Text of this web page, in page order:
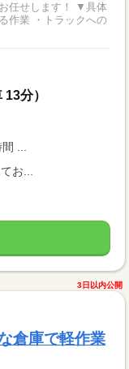
します！ ▼具体
作業 ・トラックへの
分）
...
お...
3日以内公開
倉庫で軽作業